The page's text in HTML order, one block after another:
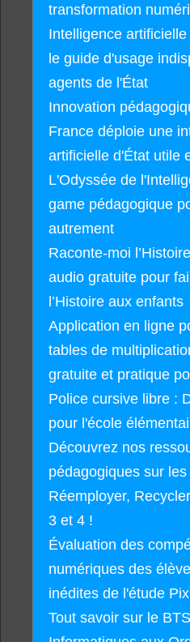
transformation
Intelligence
le guide d'usage
agents de l'État
Innovation
France déploie une
artificielle d'État utile
L'Odyssée de
game pédagogique
autrement
Raconte-moi
audio gratuite pour
l’Histoire aux enfants
Application en ligne
tables de
gratuite et pratique
Police cursive libre :
pour l'école
Découvrez nos
pédagogiques sur
Réemployer,
3 et 4 !
Évaluation des
numériques des
inédites de l'étude
Tout savoir sur le